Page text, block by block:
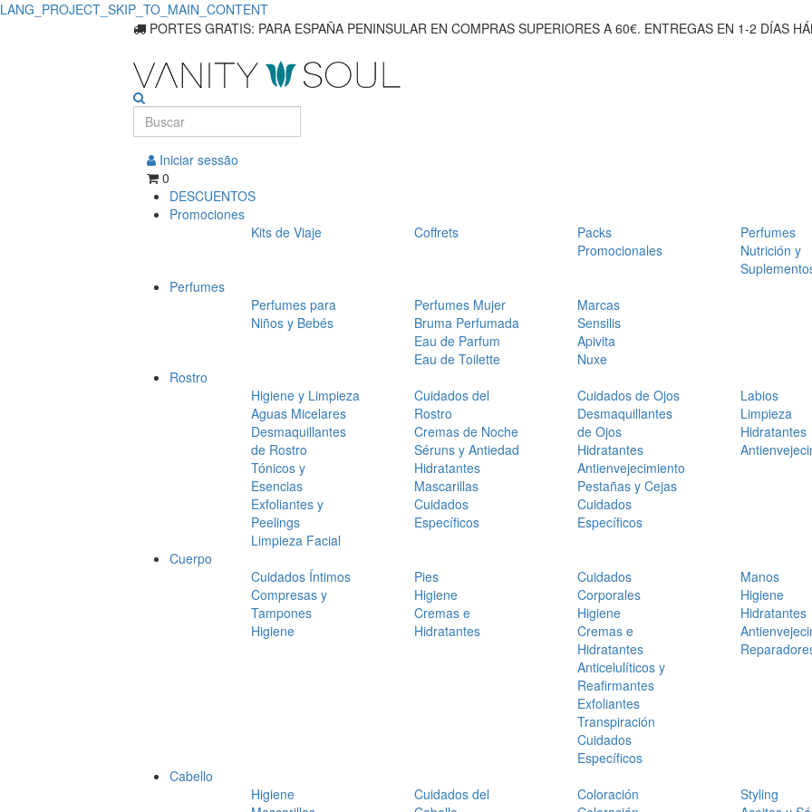
LANG_PROJECT_SKIP_TO_MAIN_CONTENT
PORTES GRATIS: PARA ESPAÑA PENINSULAR EN COMPRAS SUPERIORES A 60€. ENTREGAS EN 1-2 DÍAS
Iniciar sessão
0
DESCUENTOS
Promociones
Kits de Viaje
Coffrets
Packs
Promocionales
Perfumes
Nutrición y
Perfumes
Perfumes para
Niños y Bebés
Perfumes Mujer
Bruma Perfumada
Eau de Parfum
Eau de Toilette
Marcas
Sensilis
Apivita
Nuxe
Rostro
Higiene y Limpieza
Aguas Micelares
Desmaquillantes
de Rostro
Tónicos y
Esencias
Exfoliantes y
Peelings
Limpieza Facial
Cuidados del
Rostro
Cremas de Noche
Séruns y Antiedad
Hidratantes
Mascarillas
Cuidados
Específicos
Cuidados de Ojos
Desmaquillantes
de Ojos
Hidratantes
Antienvejecimiento
Pestañas y Cejas
Cuidados
Específicos
Labios
Limpieza
Hidratantes
Cuerpo
Cuidados Íntimos
Compresas y
Tampones
Higiene
Pies
Higiene
Cremas e
Hidratantes
Cuidados
Corporales
Higiene
Cremas e
Hidratantes
Anticelulíticos y
Reafirmantes
Exfoliantes
Transpiración
Cuidados
Específicos
Manos
Higiene
Hidratantes
Cabello
Higiene
Cuidados del
Coloración
Styling